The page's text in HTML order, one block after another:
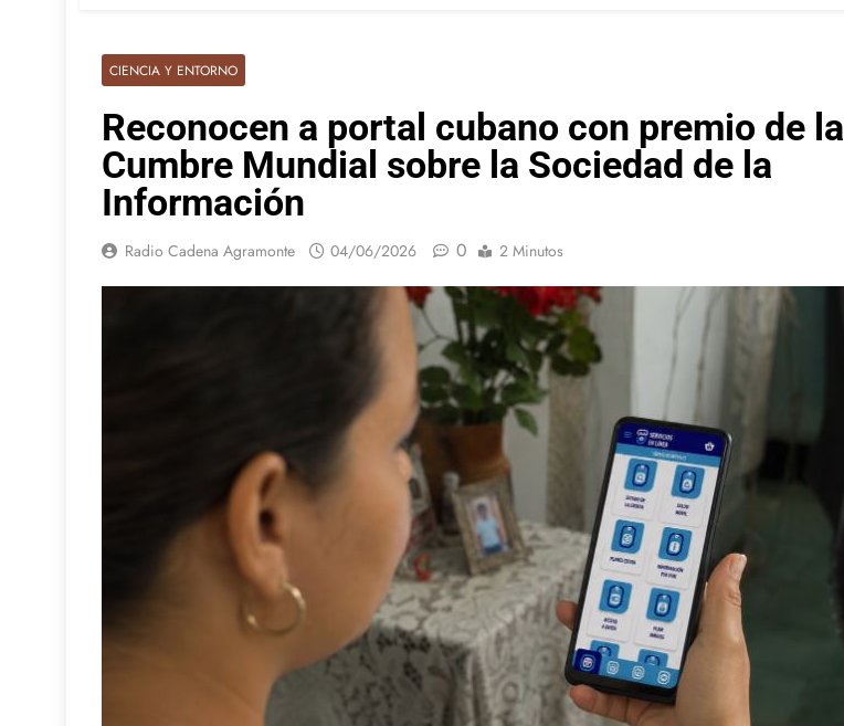
CIENCIA Y ENTORNO
Reconocen a portal cubano con premio de la
Cumbre Mundial sobre la Sociedad de la
Información
Radio Cadena Agramonte 04/06/2026 0 2 Minutos